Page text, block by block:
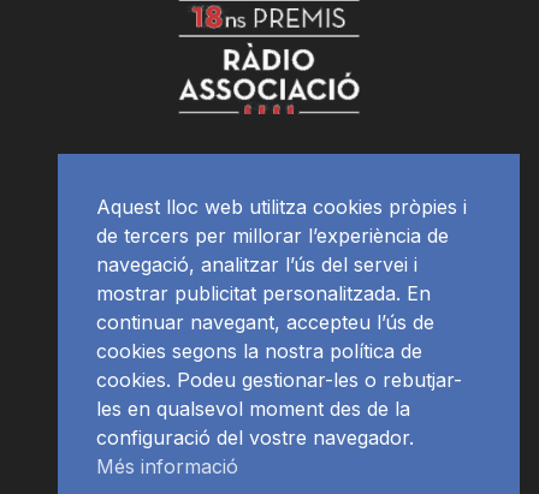
Aquest lloc web utilitza cookies pròpies i
de tercers per millorar l’experiència de
navegació, analitzar l’ús del servei i
mostrar publicitat personalitzada. En
continuar navegant, accepteu l’ús de
cookies segons la nostra política de
cookies. Podeu gestionar-les o rebutjar-
les en qualsevol moment des de la
configuració del vostre navegador.
Més informació